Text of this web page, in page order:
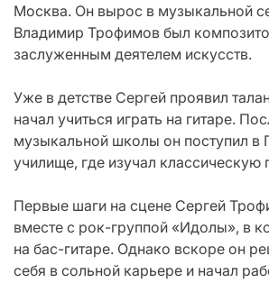
Москва. Он вырос в музыкальной
Владимир Трофимов был
заслуженным деятелем искусств.
Уже в детстве Сергей проявил
начал учиться играть на гитаре.
музыкальной школы он поступил в
училище, где изучал классическую
Первые шаги на сцене Сергей
вместе с рок-группой «Идолы», в
на бас-гитаре. Однако вскоре он
себя в сольной карьере и начал